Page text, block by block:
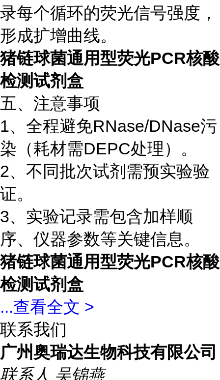
录每个循环的荧光信号强度，
形成扩增曲线。
猪链球菌通用型荧光PCR核酸
检测试剂盒
五、注意事项
1、全程避免RNase/DNase污
染（耗材需DEPC处理）。
2、不同批次试剂需预实验验
证。
3、实验记录需包含加样顺
序、仪器参数等关键信息。
猪链球菌通用型荧光PCR核酸
检测试剂盒
...查看全文 >
联系我们
广州奥瑞达生物科技有限公司
联系人 吴锦燕